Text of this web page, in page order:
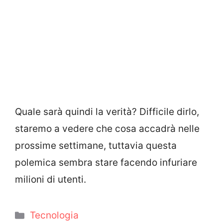
Quale sarà quindi la verità? Difficile dirlo,
staremo a vedere che cosa accadrà nelle
prossime settimane, tuttavia questa
polemica sembra stare facendo infuriare
milioni di utenti.
Categorie
Tecnologia